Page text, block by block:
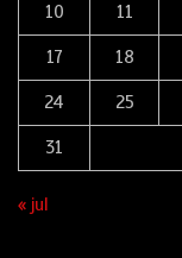
10 11
17 18
24 25
31
« jul